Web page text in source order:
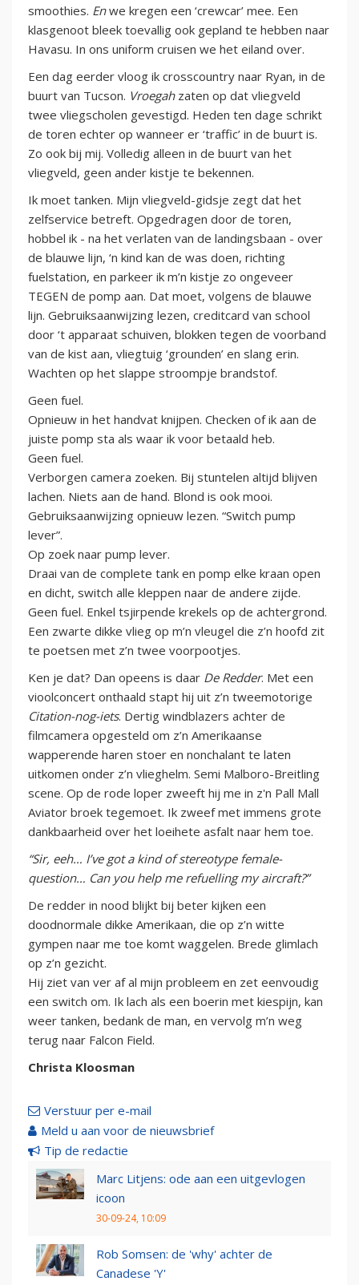
smoothies. Enwe kregen een ‘crewcar’ mee. Een
klasgenoot bleek toevallig ook gepland te hebben naar
Havasu. In ons uniform cruisen we het eiland over.
Een dag eerder vloog ik crosscountry naar Ryan, in de
buurt van Tucson. Vroegahzaten op dat vliegveld
twee vliegscholen gevestigd. Heden ten dage schrikt
de toren echter op wanneer er ‘traffic’ in de buurt is.
Zo ook bij mij. Volledig alleen in de buurt van het
vliegveld, geen ander kistje te bekennen.
Ik moet tanken. Mijn vliegveld-gidsje zegt dat het
zelfservice betreft. Opgedragen door de toren,
hobbel ik - na het verlaten van de landingsbaan - over
de blauwe lijn, ‘n kind kan de was doen, richting
fuelstation, en parkeer ik m’n kistje zo ongeveer
TEGEN de pomp aan. Dat moet, volgens de blauwe
lijn. Gebruiksaanwijzing lezen, creditcard van school
door ‘t apparaat schuiven, blokken tegen de voorband
van de kist aan, vliegtuig ‘grounden’ en slang erin.
Wachten op het slappe stroompje brandstof.
Geen fuel.
Opnieuw in het handvat knijpen. Checken of ik aan de
juiste pomp sta als waar ik voor betaald heb.
Geen fuel.
Verborgen camera zoeken. Bij stuntelen altijd blijven
lachen. Niets aan de hand. Blond is ook mooi.
Gebruiksaanwijzing opnieuw lezen. “Switch pump
lever”.
Op zoek naar pump lever.
Draai van de complete tank en pomp elke kraan open
en dicht, switch alle kleppen naar de andere zijde.
Geen fuel. Enkel tsjirpende krekels op de achtergrond.
Een zwarte dikke vlieg op m’n vleugel die z’n hoofd zit
te poetsen met z’n twee voorpootjes.
Ken je dat? Dan opeens is daar De Redder. Met een
vioolconcert onthaald stapt hij uit z’n tweemotorige
Citation-nog-iets. Dertig windblazers achter de
filmcamera opgesteld om z’n Amerikaanse
wapperende haren stoer en nonchalant te laten
uitkomen onder z’n vlieghelm. Semi Malboro-Breitling
scene. Op de rode loper zweeft hij me in z'n Pall Mall
Aviator broek tegemoet. Ik zweef met immens grote
dankbaarheid over het loeihete asfalt naar hem toe.
“Sir, eeh… I’ve got a kind of stereotype female-
question… Can you help me refuelling my aircraft?”
De redder in nood blijkt bij beter kijken een
doodnormale dikke Amerikaan, die op z’n witte
gympen naar me toe komt waggelen. Brede glimlach
op z’n gezicht.
Hij ziet van ver af al mijn probleem en zet eenvoudig
een switch om. Ik lach als een boerin met kiespijn, kan
weer tanken, bedank de man, en vervolg m’n weg
terug naar Falcon Field.
Christa Kloosman
Verstuur per e-mail
Meld u aan voor de nieuwsbrief
Tip de redactie
Marc Litjens: ode aan een uitgevlogen
icoon
30-09-24, 10:09
Rob Somsen: de 'why' achter de
Canadese 'Y'